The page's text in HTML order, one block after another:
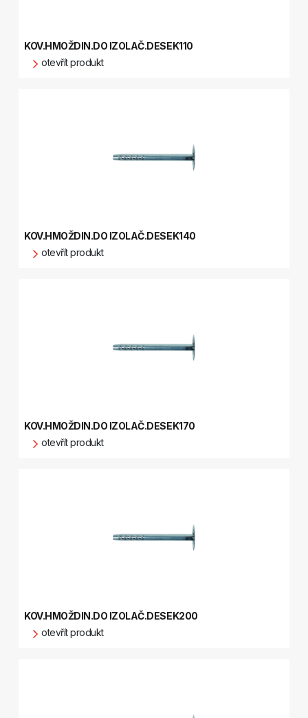
KOV.HMOŽDIN.DO IZOLAČ.DESEK110
otevřít produkt
KOV.HMOŽDIN.DO IZOLAČ.DESEK140
otevřít produkt
KOV.HMOŽDIN.DO IZOLAČ.DESEK170
otevřít produkt
KOV.HMOŽDIN.DO IZOLAČ.DESEK200
otevřít produkt